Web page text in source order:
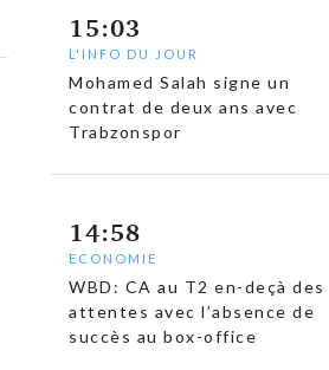
15:03
L'INFO DU JOUR
Mohamed Salah signe un
contrat de deux ans avec
Trabzonspor
14:58
ECONOMIE
WBD: CA au T2 en-deçà des
attentes avec l’absence de
succès au box-office